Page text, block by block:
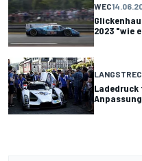
WEC
2023 "wie
Ladedruck